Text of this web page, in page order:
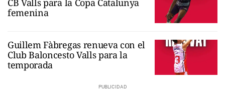
CB Valls para la Copa Catalunya
femenina
Guillem Fàbregas renueva con el
Club Baloncesto Valls para la
temporada